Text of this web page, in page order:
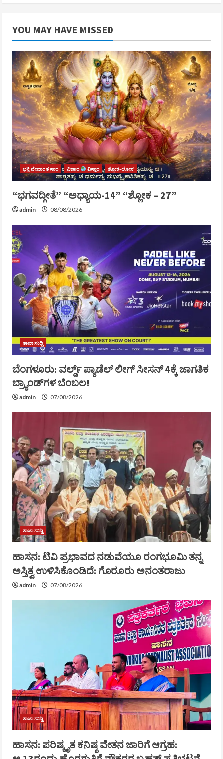
YOU MAY HAVE MISSED
ಭಕ್ತಿ ವೇದಾಂತ ಸಾರ ವಿಚಾರ ವಿಸ್ತಾರ ಶ್ಲೋಕ-ಲೋಕ
“ಭಗವದ್ಗೀತೆ” “ಅಧ್ಯಾಯ-14” “ಶ್ಲೋಕ – 27”
admin 08/08/2026
ತಾಜಾ ಸುದ್ದಿ
ಬೆಂಗಳೂರು: ವರ್ಲ್ಡ್ ಪ್ಯಾಡೆಲ್ ಲೀಗ್ ಸೀಸನ್ 4ಕ್ಕೆ ಜಾಗತಿಕ
ಬ್ರ್ಯಾಂಡ್‌ಗಳ ಬೆಂಬಲ!
admin 07/08/2026
ತಾಜಾ ಸುದ್ದಿ
ಹಾಸನ: ಟಿವಿ ಪ್ರಭಾವದ ನಡುವೆಯೂ ರಂಗಭೂಮಿ ತನ್ನ
ಅಸ್ತಿತ್ವ ಉಳಿಸಿಕೊಂಡಿದೆ: ಗೊರೂರು ಅನಂತರಾಜು
admin 07/08/2026
ತಾಜಾ ಸುದ್ದಿ
ಹಾಸನ: ಪರಿಷ್ಕೃತ ಕನಿಷ್ಠ ವೇತನ ಜಾರಿಗೆ ಆಗ್ರಹ: